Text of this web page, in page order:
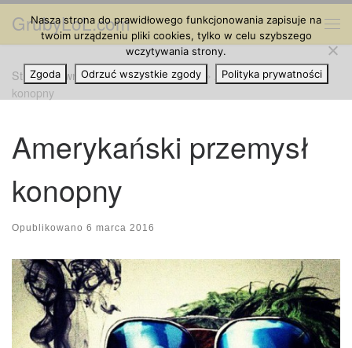
Przejdź do treści
GrubyLoL.com
Strona główna » Cannabis na Świecie » Amerykański przemysł
konopny
Amerykański przemysł
konopny
Opublikowano 6 marca 2016
Nasza strona do prawidłowego funkcjonowania zapisuje na
twoim urządzeniu pliki cookies, tylko w celu szybszego
wczytywania strony.
Zgoda
Odrzuć wszystkie zgody Polityka prywatności